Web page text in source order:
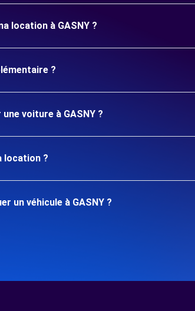
location à GASNY ?
?
voiture à GASNY ?
location ?
un véhicule à GASNY ?